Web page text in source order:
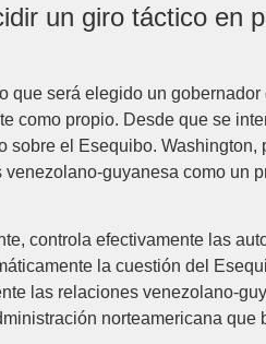
un giro táctico en
será elegido un
como propio. Desde que se
el Esequibo.
guyanesa como un
controla efectivamente las
la cuestión del
las relaciones venezolano-
norteamericana que